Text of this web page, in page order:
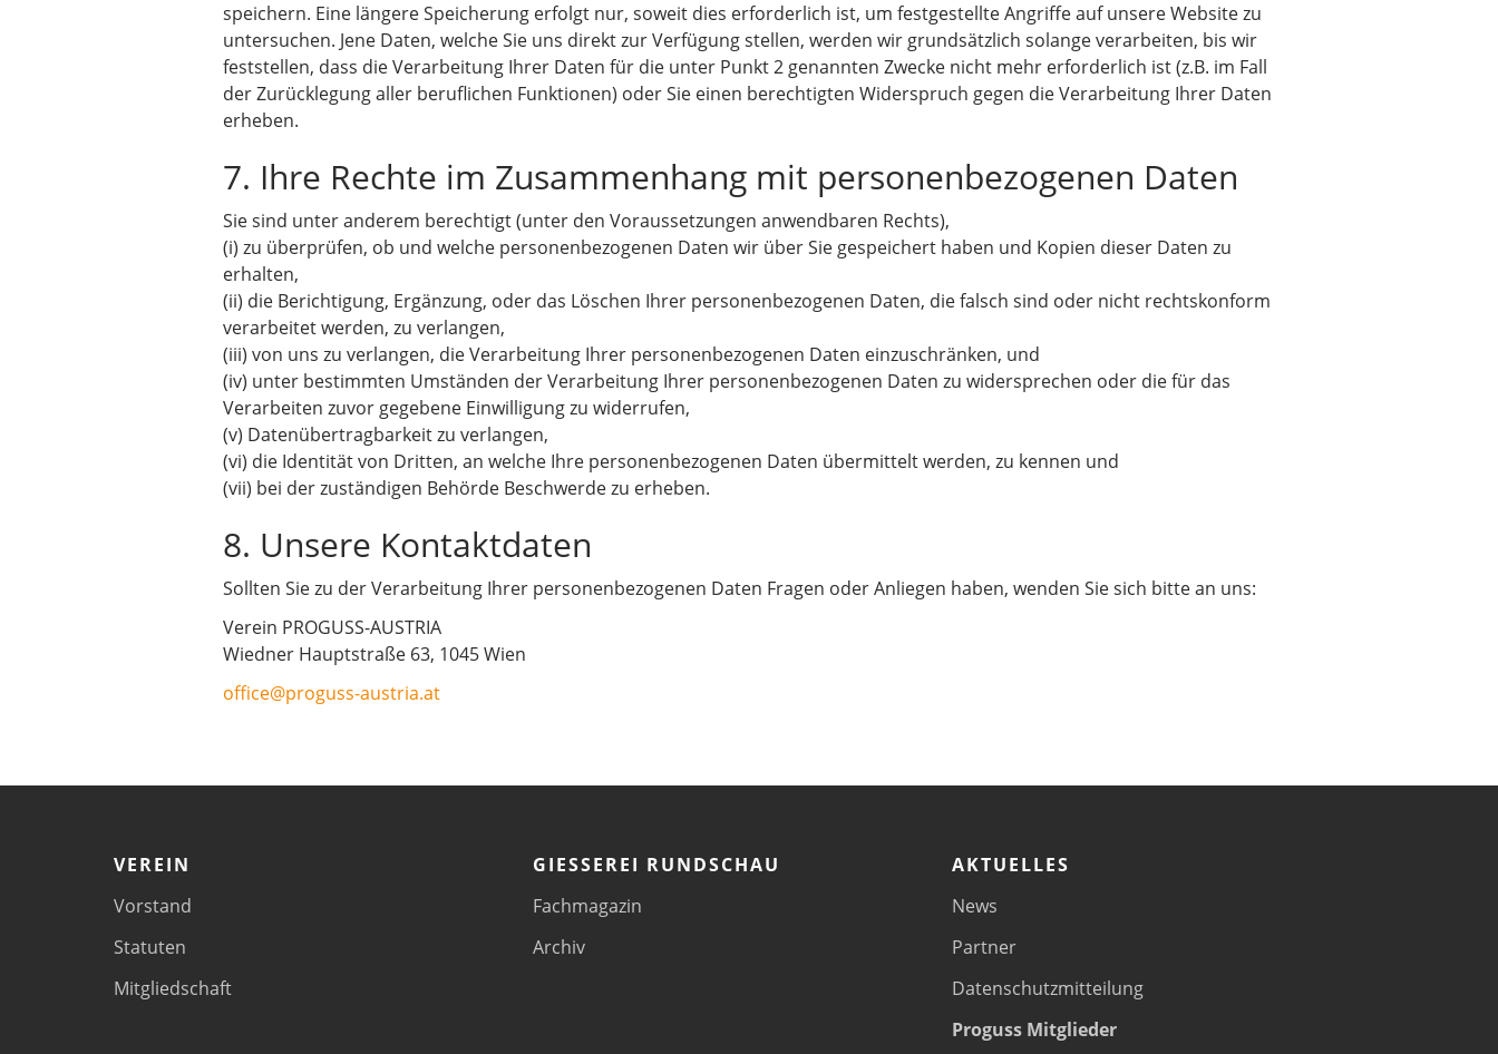
speichern. Eine längere Speicherung erfolgt nur, soweit dies erforderlich ist, um festgestellte Angriffe auf unsere Website zu
untersuchen. Jene Daten, welche Sie uns direkt zur Verfügung stellen, werden wir grundsätzlich solange verarbeiten, bis wir
feststellen, dass die Verarbeitung Ihrer Daten für die unter Punkt 2 genannten Zwecke nicht mehr erforderlich ist (z.B. im Fall
der Zurücklegung aller beruflichen Funktionen) oder Sie einen berechtigten Widerspruch gegen die Verarbeitung Ihrer Daten
erheben.
7. Ihre Rechte im Zusammenhang mit personenbezogenen Daten
Sie sind unter anderem berechtigt (unter den Voraussetzungen anwendbaren Rechts),
(i) zu überprüfen, ob und welche personenbezogenen Daten wir über Sie gespeichert haben und Kopien dieser Daten zu
erhalten,
(ii) die Berichtigung, Ergänzung, oder das Löschen Ihrer personenbezogenen Daten, die falsch sind oder nicht rechtskonform
verarbeitet werden, zu verlangen,
(iii) von uns zu verlangen, die Verarbeitung Ihrer personenbezogenen Daten einzuschränken, und
(iv) unter bestimmten Umständen der Verarbeitung Ihrer personenbezogenen Daten zu widersprechen oder die für das
Verarbeiten zuvor gegebene Einwilligung zu widerrufen,
(v) Datenübertragbarkeit zu verlangen,
(vi) die Identität von Dritten, an welche Ihre personenbezogenen Daten übermittelt werden, zu kennen und
(vii) bei der zuständigen Behörde Beschwerde zu erheben.
8. Unsere Kontaktdaten
Sollten Sie zu der Verarbeitung Ihrer personenbezogenen Daten Fragen oder Anliegen haben, wenden Sie sich bitte an uns:
Verein PROGUSS-AUSTRIA
Wiedner Hauptstraße 63, 1045 Wien
office@proguss-austria.at
VEREIN
Vorstand
Statuten
Mitgliedschaft
GIESSEREI RUNDSCHAU
Fachmagazin
Archiv
AKTUELLES
News
Partner
Datenschutzmitteilung
Proguss Mitglieder